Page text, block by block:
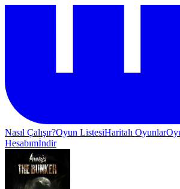
Nasıl Çalışır?Oyun ListesiHaritalı Oyunlar
Hesabımİndir